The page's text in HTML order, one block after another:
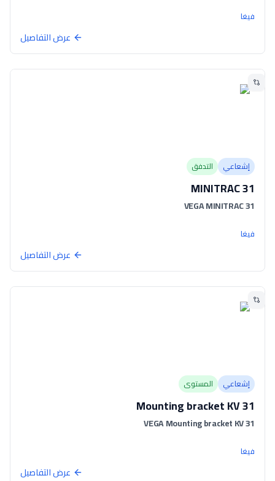
فيغا
عرض التفاصيل
إشعاعي التدفق
MINITRAC 31
VEGA MINITRAC 31
فيغا
عرض التفاصيل
إشعاعي المستوى
Mounting bracket KV 31
VEGA Mounting bracket KV 31
فيغا
عرض التفاصيل